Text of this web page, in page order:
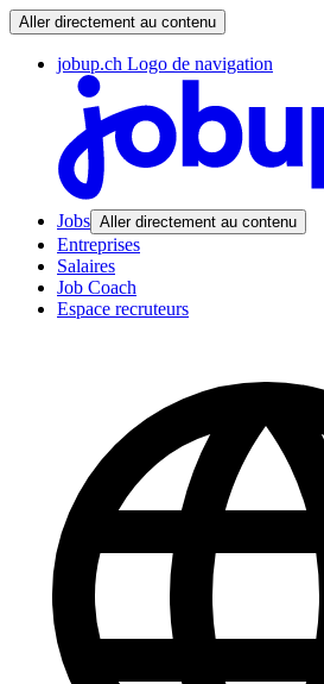
Aller directement au contenu
jobup.ch Logo de navigation
Jobs Aller directement au contenu
Entreprises
Salaires
Job Coach
Espace recruteurs